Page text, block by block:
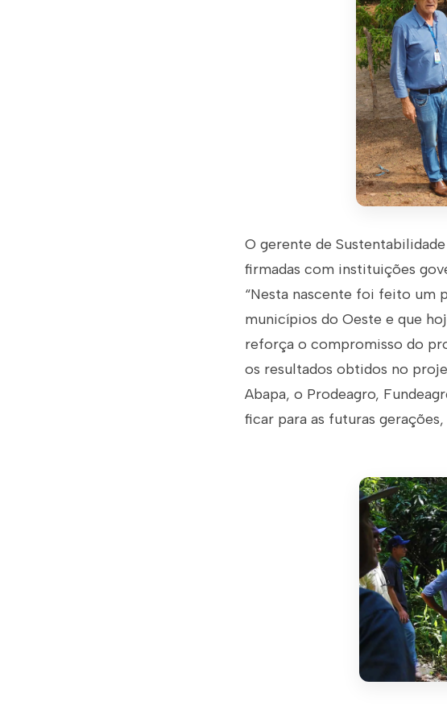
O gerente de
firmadas com instituições
“Nesta nascente foi feito um
municípios do Oeste e que
reforça o compromisso do
os resultados obtidos no
Abapa, o Prodeagro,
ficar para as futuras